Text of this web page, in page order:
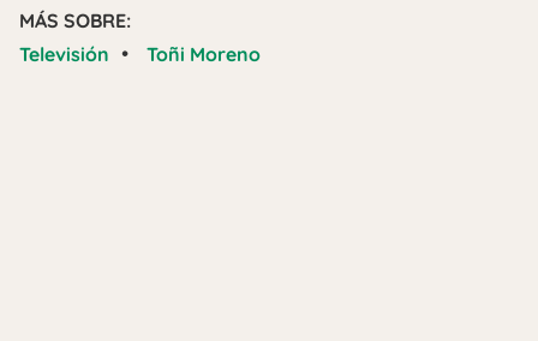
MÁS SOBRE:
Televisión • Toñi Moreno